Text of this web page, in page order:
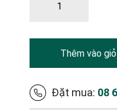
Thêm vào
Đặt mua: 08